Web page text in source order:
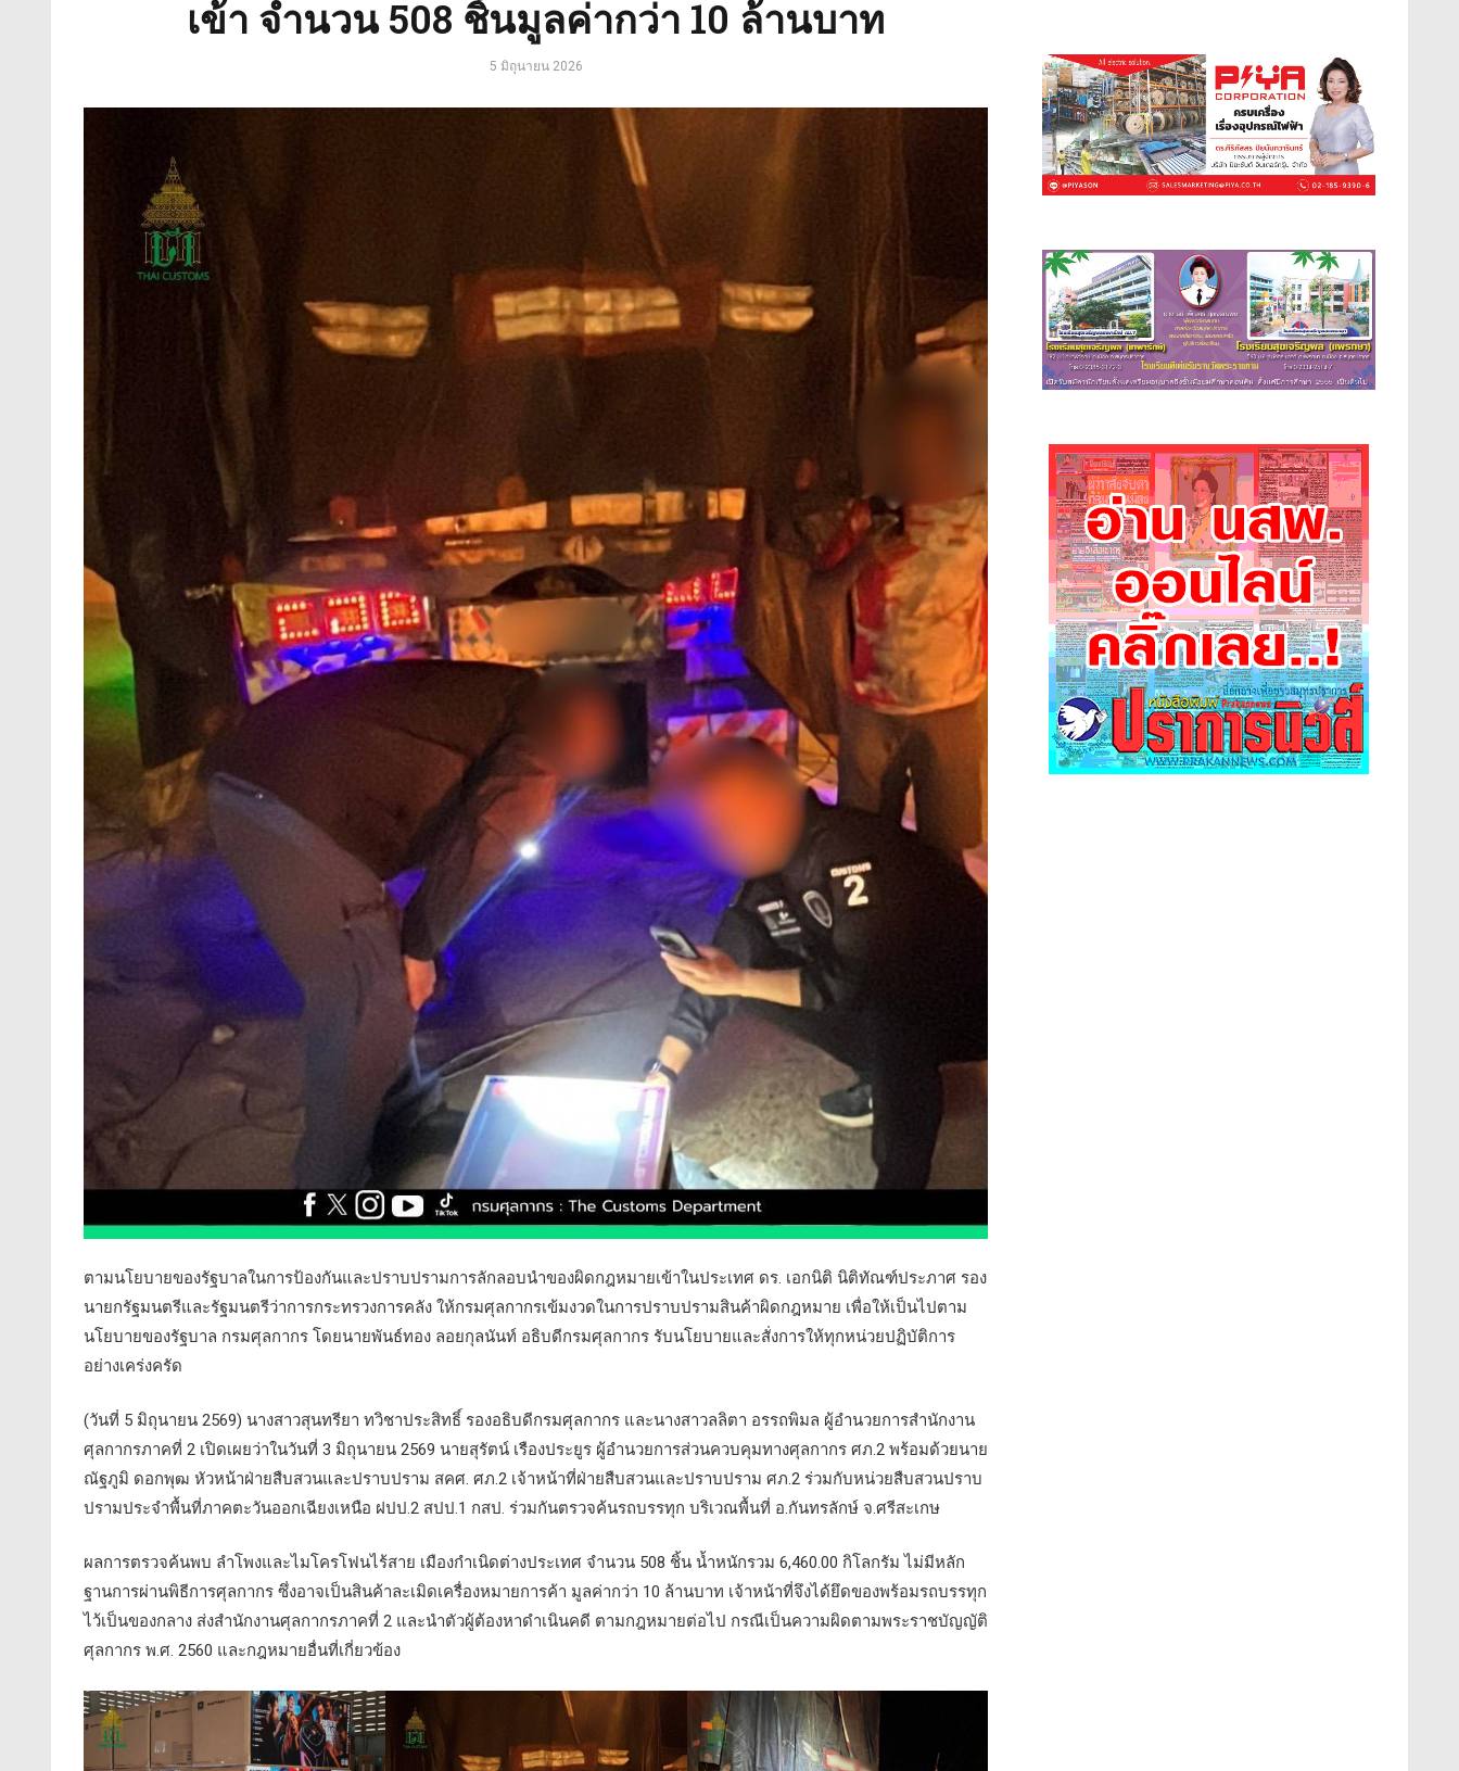
เข้า จำนวน 508 ชิ้นมูลค่ากว่า 10 ล้านบาท
5 มิถุนายน 2026
ตามนโยบายของรัฐบาลในการป้องกันและปราบปรามการลักลอบนำของผิดกฎหมายเข้าในประเทศ ดร. เอกนิติ นิติทัณฑ์ประภาศ รอง
นายกรัฐมนตรีและรัฐมนตรีว่าการกระทรวงการคลัง ให้กรมศุลกากรเข้มงวดในการปราบปรามสินค้าผิดกฎหมาย เพื่อให้เป็นไปตาม
นโยบายของรัฐบาล กรมศุลกากร โดยนายพันธ์ทอง ลอยกุลนันท์ อธิบดีกรมศุลกากร รับนโยบายและสั่งการให้ทุกหน่วยปฏิบัติการ
อย่างเคร่งครัด
(วันที่ 5 มิถุนายน 2569) นางสาวสุนทรียา ทวิชาประสิทธิ์ รองอธิบดีกรมศุลกากร และนางสาวลลิตา อรรถพิมล ผู้อำนวยการสำนักงาน
ศุลกากรภาคที่ 2 เปิดเผยว่าในวันที่ 3 มิถุนายน 2569 นายสุรัตน์ เรืองประยูร ผู้อำนวยการส่วนควบคุมทางศุลกากร ศภ.2 พร้อมด้วยนาย
ณัฐภูมิ ดอกพุฒ หัวหน้าฝ่ายสืบสวนและปราบปราม สคศ. ศภ.2 เจ้าหน้าที่ฝ่ายสืบสวนและปราบปราม ศภ.2 ร่วมกับหน่วยสืบสวนปราบ
ปรามประจำพื้นที่ภาคตะวันออกเฉียงเหนือ ฝปป.2 สปป.1 กสป. ร่วมกันตรวจค้นรถบรรทุก บริเวณพื้นที่ อ.กันทรลักษ์ จ.ศรีสะเกษ
ผลการตรวจค้นพบ ลำโพงและไมโครโฟนไร้สาย เมืองกำเนิดต่างประเทศ จำนวน 508 ชิ้น น้ำหนักรวม 6,460.00 กิโลกรัม ไม่มีหลัก
ฐานการผ่านพิธีการศุลกากร ซึ่งอาจเป็นสินค้าละเมิดเครื่องหมายการค้า มูลค่ากว่า 10 ล้านบาท เจ้าหน้าที่จึงได้ยึดของพร้อมรถบรรทุก
ไว้เป็นของกลาง ส่งสำนักงานศุลกากรภาคที่ 2 และนำตัวผู้ต้องหาดำเนินคดี ตามกฎหมายต่อไป กรณีเป็นความผิดตามพระราชบัญญัติ
ศุลกากร พ.ศ. 2560 และกฎหมายอื่นที่เกี่ยวข้อง